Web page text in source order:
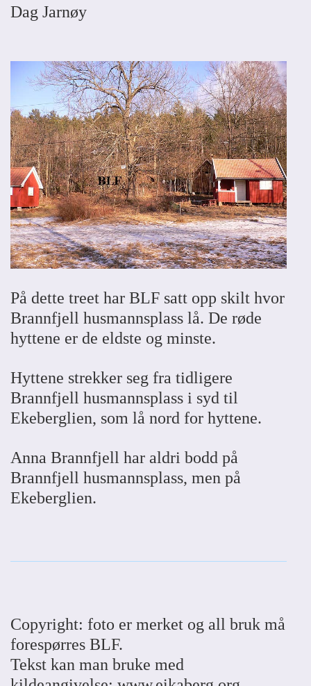
Dag Jarnøy
På dette treet har BLF satt opp skilt hvor
Brannfjell husmannsplass lå. De røde
hyttene er de eldste og minste.
Hyttene strekker seg fra tidligere
Brannfjell husmannsplass i syd til
Ekeberglien, som lå nord for hyttene.
Anna Brannfjell har aldri bodd på
Brannfjell husmannsplass, men på
Ekeberglien.
Copyright: foto er merket og all bruk må
forespørres BLF.
Tekst kan man bruke med